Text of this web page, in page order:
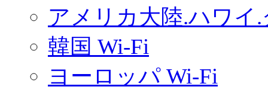
アメリカ大陸.ハワイ
韓国 Wi-Fi
ヨーロッパ Wi-Fi